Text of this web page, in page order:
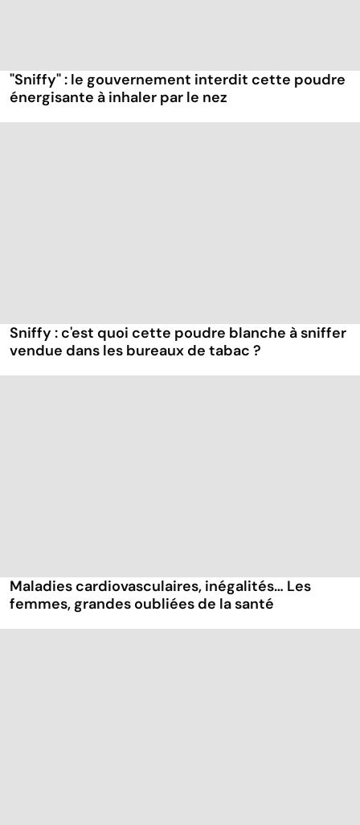
"Sniffy" : le gouvernement interdit cette poudre
énergisante à inhaler par le nez
Sniffy : c'est quoi cette poudre blanche à sniffer
vendue dans les bureaux de tabac ?
Maladies cardiovasculaires, inégalités… Les
femmes, grandes oubliées de la santé